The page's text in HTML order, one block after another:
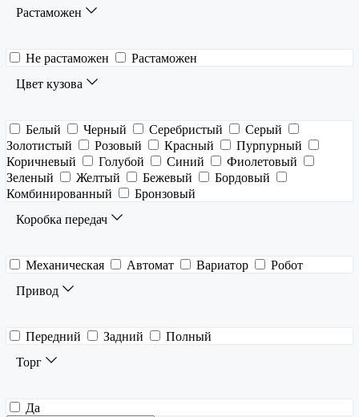
Растаможен
Не растаможен
Растаможен
Цвет кузова
Белый Черный Серебристый
Серый
Золотистый
Розовый Красный
Пурпурный
Коричневый
Голубой Синий
Фиолетовый
Зеленый
Желтый Бежевый
Бордовый
Комбинированный
Бронзовый
Коробка передач
Механическая Автомат Вариатор
Робот
Привод
Передний Задний
Полный
Торг
Да